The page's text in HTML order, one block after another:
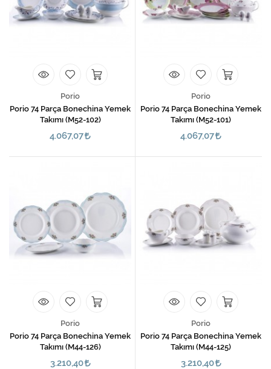
Porio
Porio 74 Parça Bonechina Yemek
Takımı (M52-102)
4.067,07
Porio
Porio 74 Parça Bonechina Yemek
Takımı (M52-101)
4.067,07
Porio
Porio 74 Parça Bonechina Yemek
Takımı (M44-126)
3.210,40
Porio
Porio 74 Parça Bonechina Yemek
Takımı (M44-125)
3.210,40